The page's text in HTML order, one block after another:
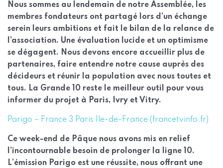
Nous sommes au lendemain de notre Assemblée, les
membres fondateurs ont partagé lors d’un échange
serein leurs ambitions et fait le bilan de la relance de
l’association. Une évaluation lucide et un optimisme
se dégagent. Nous devons encore accueillir plus de
partenaires, faire entendre notre cause auprès des
décideurs et réunir la population avec nous toutes et
tous. La Grande 10 reste le meilleur outil pour vous
informer du projet à Paris, Ivry et Vitry.
Parigo – France 3 Paris Ile-de-France (francetvinfo.fr)
Ce week-end de Pâque nous avons mis en relief
l’incontournable besoin de prolonger la ligne 10.
L’émission Parigo est une réussite, nous offrant une